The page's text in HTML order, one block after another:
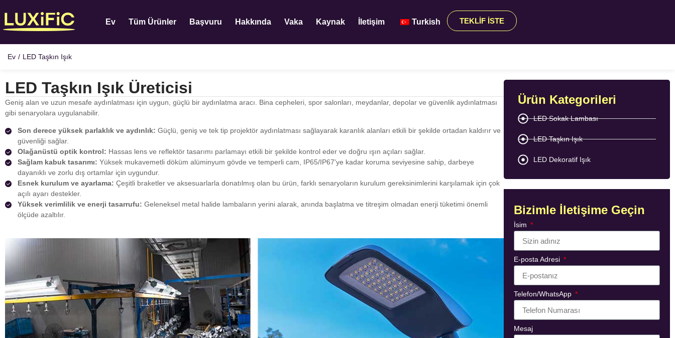
Ev Tüm Ürünler Başvuru Hakkında Vaka Kaynak İletişim Turkish TEKLIF İSTE
Ev / LED Taşkın Işık
LED Taşkın Işık Üreticisi
Geniş alan ve uzun mesafe aydınlatması için uygun, güçlü bir aydınlatma aracı. Bina cepheleri, spor salonları, meydanlar, depolar ve güvenlik aydınlatması
gibi senaryolara uygulanabilir.
Son derece yüksek parlaklık ve aydınlık: Güçlü, geniş ve tek tip projektör aydınlatması sağlayarak karanlık alanları etkili bir şekilde ortadan kaldırır ve
güvenliği sağlar.
Olağanüstü optik kontrol: Hassas lens ve reflektör tasarımı parlamayı etkili bir şekilde kontrol eder ve doğru ışın açıları sağlar.
Sağlam kabuk tasarımı: Yüksek mukavemetli döküm alüminyum gövde ve temperli cam, IP65/IP67'ye kadar koruma seviyesine sahip, darbeye
dayanıklı ve zorlu dış ortamlar için uygundur.
Esnek kurulum ve ayarlama: Çeşitli braketler ve aksesuarlarla donatılmış olan bu ürün, farklı senaryoların kurulum gereksinimlerini karşılamak için çok
açılı ayarı destekler.
Yüksek verimlilik ve enerji tasarrufu: Geleneksel metal halide lambaların yerini alarak, anında başlatma ve titreşim olmadan enerji tüketimi önemli
ölçüde azaltılır.
Ürün Kategorileri
LED Sokak Lambası
LED Taşkın Işık
LED Dekoratif Işık
Bizimle İletişime Geçin
İsim
E-posta Adresi
Telefon/WhatsApp
Mesaj